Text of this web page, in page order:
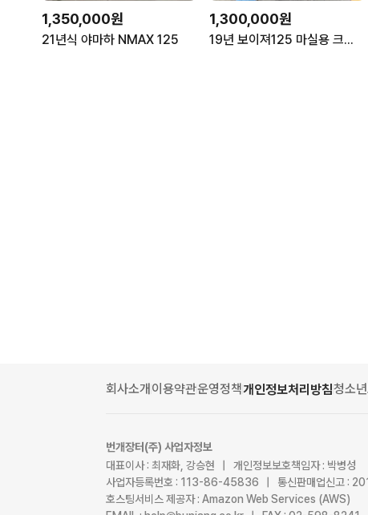
1,350,000원
21년식 야마하 NMAX 125
1,300,000원
19년 보이져125 마실용 크루심 조이맥스 xmax pcx nmax존테스
회사소개이용약관운영정책개인정보처리방침청소
번개장터(주) 사업자정보
대표이사 : 최재화, 강승현 | 개인정보보호책임자 : 박병성
사업자등록번호 : 113-86-45836 | 통신판매업신고 :
호스팅서비스 제공자 : Amazon Web Services (AWS)